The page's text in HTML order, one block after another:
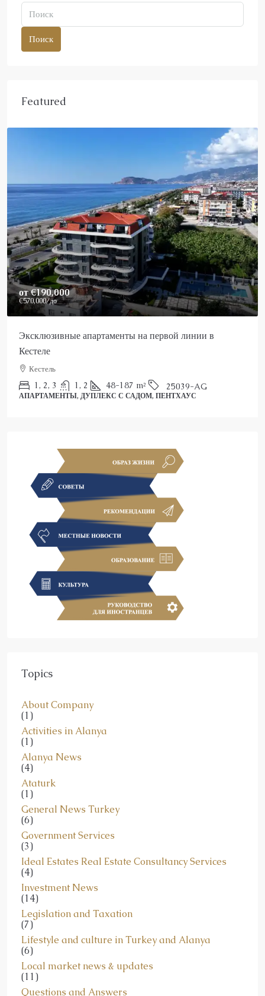
Поиск
Featured
Price On Request
Роскошный пентхаус в Аланье на продажу
Аланья, Каргыджак
2
ПЕНТХАУС
(1)
Activities in Alanya
(1)
Alanya News
(4)
Ataturk
(1)
General News Turkey
(6)
Government Services
(3)
Ideal Estates Real Estate Consultancy Services
(4)
Investment News
(14)
Legislation and Taxation
(7)
Lifestyle and culture in Turkey and Alanya
(6)
Local market news & updates
(11)
Questions and Answers
(3)